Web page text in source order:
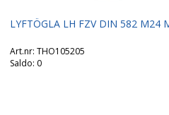
LYFTÖGLA LH FZV DIN 582 M24
THO105205
Saldo: 0